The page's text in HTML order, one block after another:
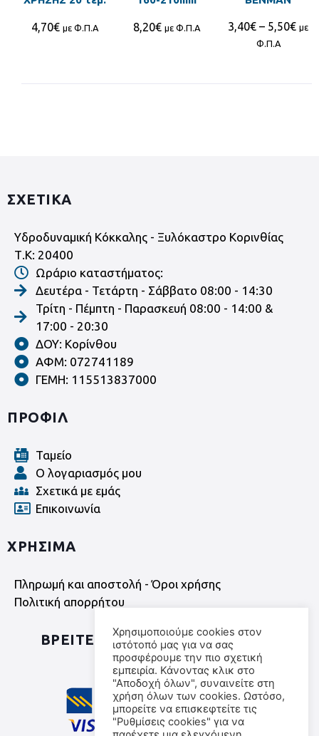
4,70€ με Φ.Π.Α 8,20€ με Φ.Π.Α 3,40€ – 5,50€ με
Φ.Π.Α
ΣΧΕΤΙΚΑ
Υδροδυναμική Κόκκαλης - Ξυλόκαστρο Κορινθίας
Τ.Κ: 20400
Ωράριο καταστήματος:
Δευτέρα - Τετάρτη - Σάββατο 08:00 - 14:30
Τρίτη - Πέμπτη - Παρασκευή 08:00 - 14:00 &
17:00 - 20:30
ΔΟΥ: Κορίνθου
ΑΦΜ: 072741189
ΓΕΜΗ: 115513837000
ΠΡΟΦΙΛ
Ταμείο
Ο λογαριασμός μου
Σχετικά με εμάς
Επικοινωνία
ΧΡΗΣΙΜΑ
Πληρωμή και αποστολή - Όροι χρήσης
Πολιτική απορρήτου
ΒΡΕΙΤΕ ΜΑΣ ΣΤΑ SOCIAL MEDIA
Χρησιμοποιούμε cookies στον
ιστότοπό μας για να σας
προσφέρουμε την πιο σχετική
εμπειρία. Κάνοντας κλικ στο
"Αποδοχή όλων", συναινείτε στη
χρήση όλων των cookies. Ωστόσο,
μπορείτε να επισκεφτείτε τις
"Ρυθμίσεις cookies" για να